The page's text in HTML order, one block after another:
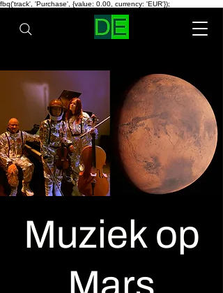
fbq('track', 'Purchase', {value: 0.00, currency: 'EUR'});
Muziek op